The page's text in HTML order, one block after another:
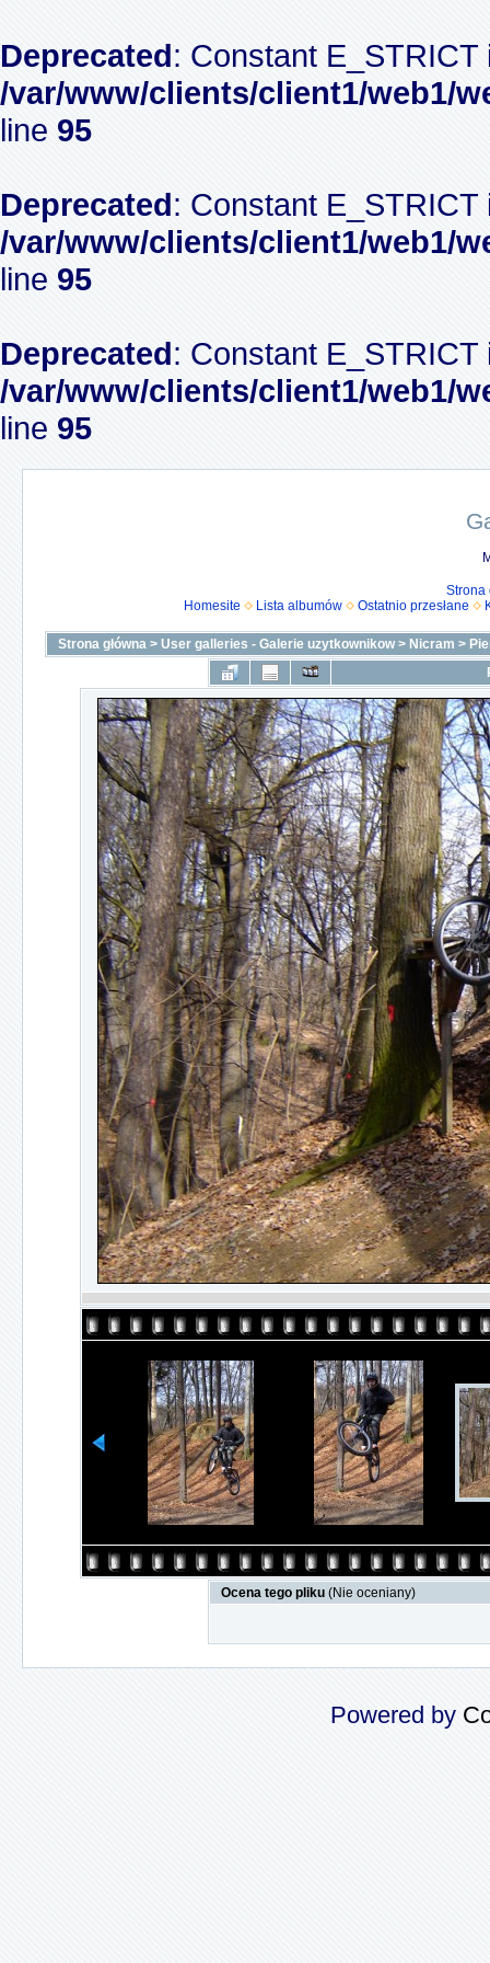
Deprecated: Constant
/var/www/clients/client1/web1/
line 95
Deprecated: Constant
/var/www/clients/client1/web1/
line 95
Deprecated: Constant
/var/www/clients/client1/web1/
line 95
Strona
Homesite
Lista albumów Ostatnio przesłane
Strona główna > User galleries - Galerie uzytkownikow> Nicram >
Ocena tego pliku (Nie oceniany)
Powered by